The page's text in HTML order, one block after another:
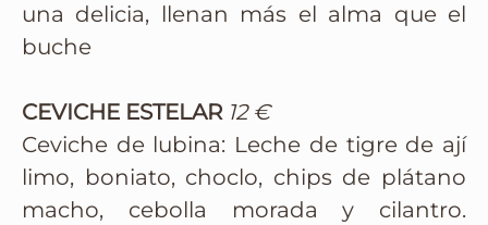
una delicia, llenan más el alma que el
buche
CEVICHE ESTELAR 12 €
Ceviche de lubina: Leche de tigre de ají
limo, boniato, choclo, chips de plátano
macho, cebolla morada y cilantro.